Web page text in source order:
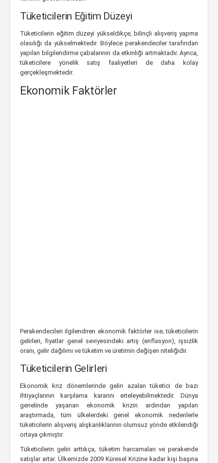
Tüketicilerin Eğitim Düzeyi
Tüketicilerin eğitim düzeyi yükseldikçe, bilinçli alışveriş yapma
olasılığı da yükselmektedir. Böylece perakendeciler tarafından
yapılan bilgilendirme çabalarının da etkinliği artmaktadır. Ayrıca,
tüketicilere yönelik satış faaliyetleri de daha kolay
gerçekleşmektedir.
Ekonomik Faktörler
Perakendecileri ilgilendiren ekonomik faktörler ise; tüketicilerin
gelirleri, fiyatlar genel seviyesindeki artış (enflasyon), işsizlik
oranı, gelir dağılımı ve tüketim ve üretimin değişen niteliğidir.
Tüketicilerin Gelirleri
Ekonomik kriz dönemlerinde geliri azalan tüketici de bazı
ihtiyaçlarının karşılama kararını erteleyebilmektedir. Dünya
genelinde yaşanan ekonomik krizin ardından yapılan
araştırmada, tüm ülkelerdeki genel ekonomik nedenlerle
tüketicilerin alışveriş alışkanlıklarının olumsuz yönde etkilendiği
ortaya çıkmıştır.
Tüketicilerin geliri arttıkça, tüketim harcamaları ve perakende
satışlar artar. Ülkemizde 2009 Küresel Krizine kadar kişi başına